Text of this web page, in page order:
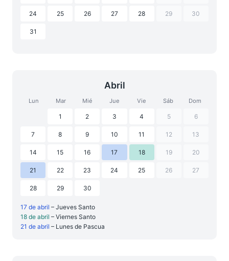
24 25 26 27 28 29 30
31
Abril
Lun Mar Mié Jue Vie Sáb Dom
1 2 3 4 5 6
7 8 9 10 11 12 13
14 15 16 17 18 19 20
21 22 23 24 25 26 27
28 29 30
17 de abril – Jueves Santo
18 de abril – Viernes Santo
21 de abril – Lunes de Pascua